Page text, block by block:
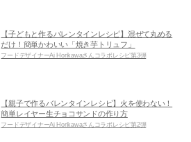
【子どもと作るバレンタインレシピ】混ぜて丸める
だけ！簡単かわいい「焼き芋トリュフ」
フードデザイナーAi Horikawaさんコラボレシピ第3弾
【親子で作るバレンタインレシピ】火を使わない！
簡単レイヤー生チョコサンドの作り方
フードデザイナーAi Horikawaさんコラボレシピ第2弾